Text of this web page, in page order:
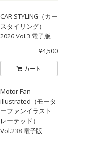
CAR STYLING（カー
スタイリング）
2026 Vol.3 電子版
¥4,500
カート
Motor Fan
illustrated（モータ
ーファンイラスト
レーテッド）
Vol.238 電子版